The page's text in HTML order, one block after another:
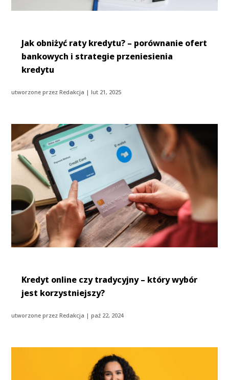
Jak obniżyć raty kredytu? – porównanie ofert
bankowych i strategie przeniesienia
kredytu
utworzone przezRedakcja |lut 21, 2025
Kredyt online czy tradycyjny – który wybór
jest korzystniejszy?
utworzone przezRedakcja |paź 22, 2024